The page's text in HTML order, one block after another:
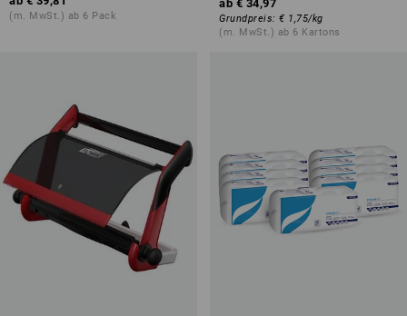
(m. MwSt.) ab 6 Pack
ab € 34,97
Grundpreis: € 1,75/kg
(m. MwSt.) ab 6 Kartons